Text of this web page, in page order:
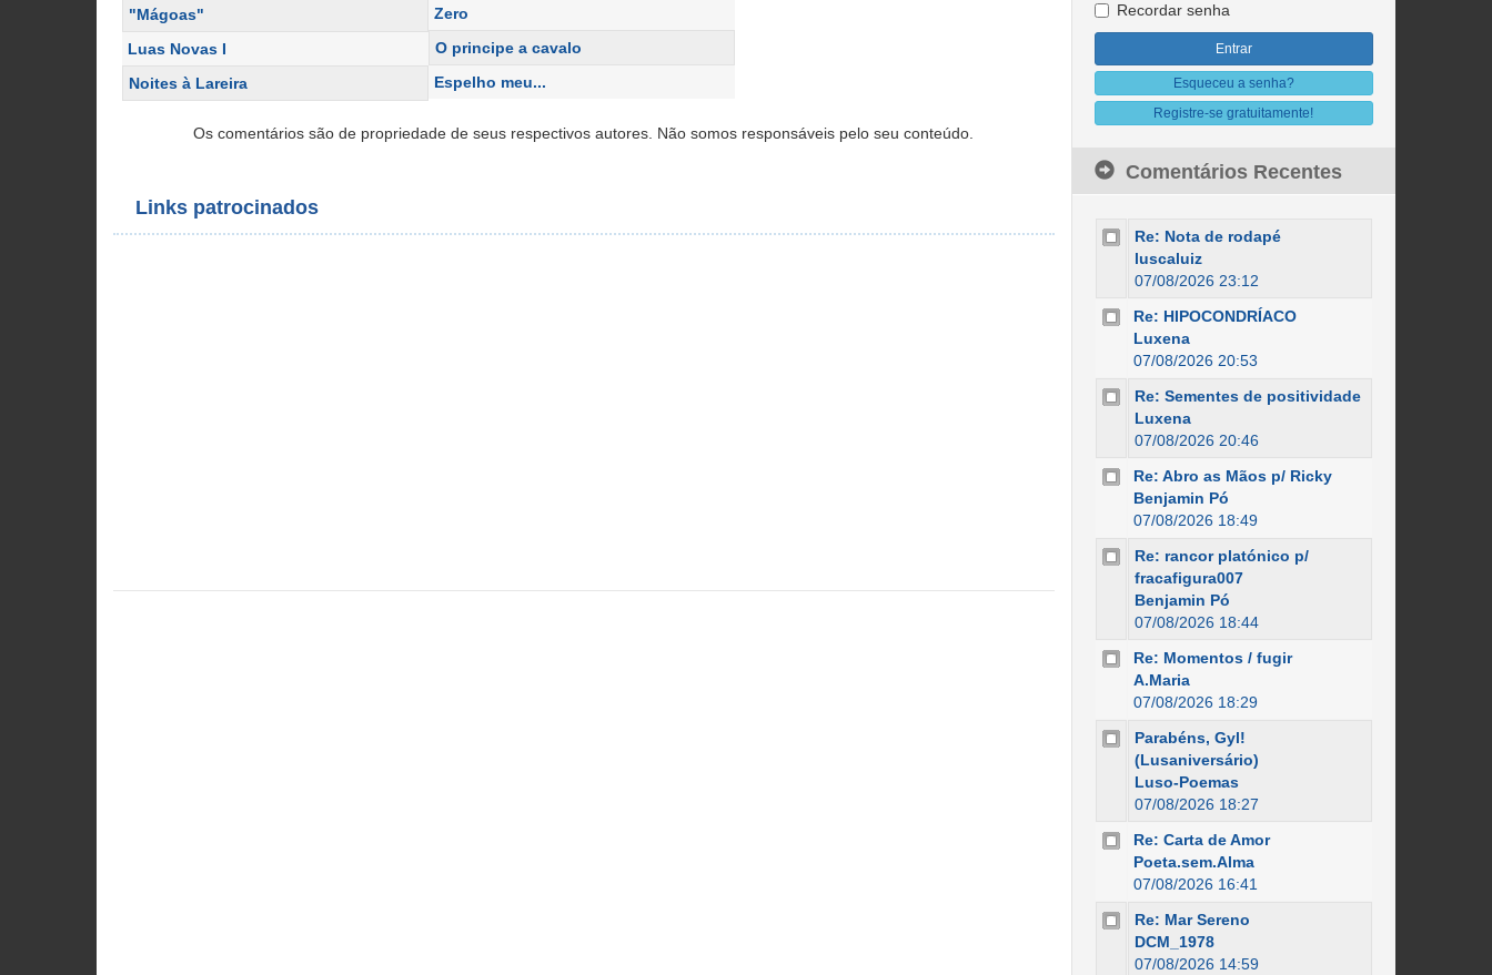
"Mágoas"
Luas Novas I
Noites à Lareira
Zero
O principe a cavalo
Espelho meu...
Os comentários são de propriedade de seus respectivos autores. Não somos responsáveis pelo seu conteúdo.
Links patrocinados
Recordar senha
Esqueceu a senha?
Registre-se gratuitamente!
Comentários Recentes
Re: Nota de rodapé
luscaluiz
07/08/2026 23:12
Re: HIPOCONDRÍACO
Luxena
07/08/2026 20:53
Re: Sementes de positividade
Luxena
07/08/2026 20:46
Re: Abro as Mãos p/ Ricky
Benjamin Pó
07/08/2026 18:49
Re: rancor platónico p/
fracafigura007
Benjamin Pó
07/08/2026 18:44
Re: Momentos / fugir
A.Maria
07/08/2026 18:29
Parabéns, Gyl!
(Lusaniversário)
Luso-Poemas
07/08/2026 18:27
Re: Carta de Amor
Poeta.sem.Alma
07/08/2026 16:41
Re: Mar Sereno
DCM_1978
07/08/2026 14:59